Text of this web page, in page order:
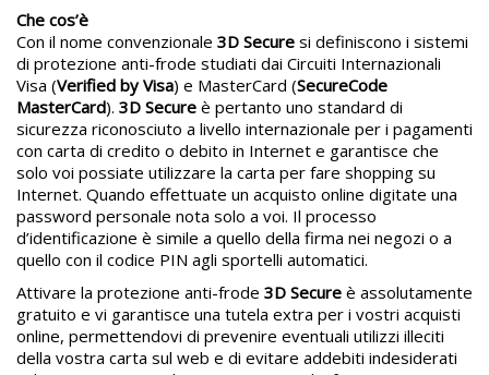
Che cos’è
Con il nome convenzionale 3D Secure si definiscono i sistemi
di protezione anti-frode studiati dai Circuiti Internazionali
Visa (Verified by Visa) e MasterCard (SecureCode
MasterCard). 3D Secure è pertanto uno standard di
sicurezza riconosciuto a livello internazionale per i pagamenti
con carta di credito o debito in Internet e garantisce che
solo voi possiate utilizzare la carta per fare shopping su
Internet. Quando effettuate un acquisto online digitate una
password personale nota solo a voi. Il processo
d’identificazione è simile a quello della firma nei negozi o a
quello con il codice PIN agli sportelli automatici.
Attivare la protezione anti-frode 3D Secure è assolutamente
gratuito e vi garantisce una tutela extra per i vostri acquisti
online, permettendovi di prevenire eventuali utilizzi illeciti
della vostra carta sul web e di evitare addebiti indesiderati